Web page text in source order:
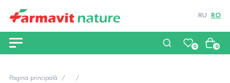
RU RO
0 0
Pagina principală